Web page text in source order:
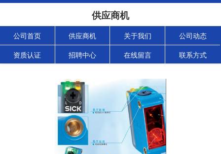
供应商机
公司首页 供应商机 关于我们 公司动态
资质认证 招聘中心 在线留言 联系方式